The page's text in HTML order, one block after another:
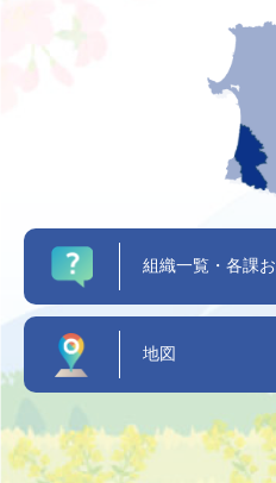
組織一覧・各課
地図